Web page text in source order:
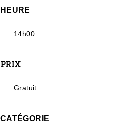
HEURE
14h00
PRIX
Gratuit
CATÉGORIE